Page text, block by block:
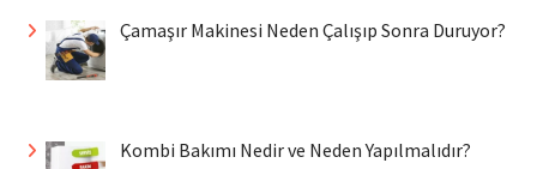
Çamaşır Makinesi Neden Çalışıp Sonra Duruyor?
Kombi Bakımı Nedir ve Neden Yapılmalıdır?